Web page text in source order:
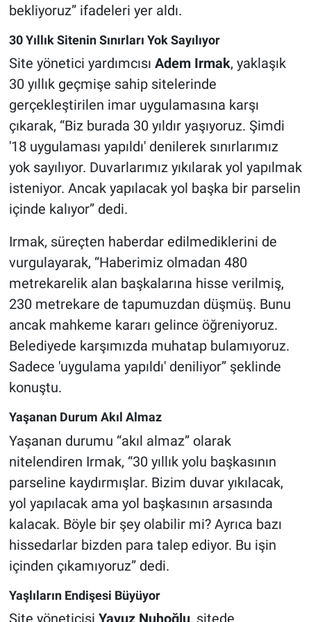
bekliyoruz” ifadeleri yer aldı.
30 Yıllık Sitenin Sınırları Yok Sayılıyor
Site yönetici yardımcısı Adem Irmak, yaklaşık
30 yıllık geçmişe sahip sitelerinde
gerçekleştirilen imar uygulamasına karşı
çıkarak, “Biz burada 30 yıldır yaşıyoruz. Şimdi
'18 uygulaması yapıldı' denilerek sınırlarımız
yok sayılıyor. Duvarlarımız yıkılarak yol yapılmak
isteniyor. Ancak yapılacak yol başka bir parselin
içinde kalıyor” dedi.
Irmak, süreçten haberdar edilmediklerini de
vurgulayarak, “Haberimiz olmadan 480
metrekarelik alan başkalarına hisse verilmiş,
230 metrekare de tapumuzdan düşmüş. Bunu
ancak mahkeme kararı gelince öğreniyoruz.
Belediyede karşımızda muhatap bulamıyoruz.
Sadece 'uygulama yapıldı' deniliyor” şeklinde
konuştu.
Yaşanan Durum Akıl Almaz
Yaşanan durumu “akıl almaz” olarak
nitelendiren Irmak, “30 yıllık yolu başkasının
parseline kaydırmışlar. Bizim duvar yıkılacak,
yol yapılacak ama yol başkasının arsasında
kalacak. Böyle bir şey olabilir mi? Ayrıca bazı
hissedarlar bizden para talep ediyor. Bu işin
içinden çıkamıyoruz” dedi.
Yaşlıların Endişesi Büyüyor
Site yöneticisi Yavuz Nuhoğlu, sitede